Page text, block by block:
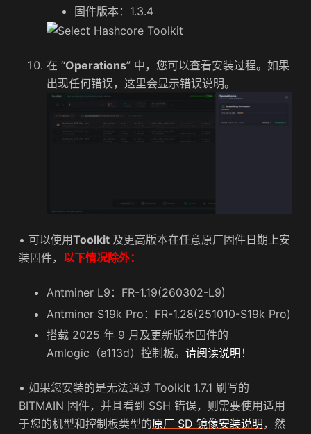
固件版本：1.3.4
在 “Operations” 中，您可以查看安装过程。如果
出现任何错误，这里会显示错误说明。
• 可以使用Toolkit 及更高版本在任意原厂固件日期上安
装固件， 以下情况除外：
Antminer L9：FR-1.19(260302-L9)
Antminer S19k Pro：FR-1.28(251010-S19k Pro)
搭载 2025 年 9 月及更新版本固件的
Amlogic（a113d）控制板。 请阅读说明！
• 如果您安装的是无法通过 Toolkit 1.7.1 刷写的
BITMAIN 固件，并且看到 SSH 错误，则需要使用适用
于您的机型和控制板类型的原厂 SD 镜像安装说明 ，然